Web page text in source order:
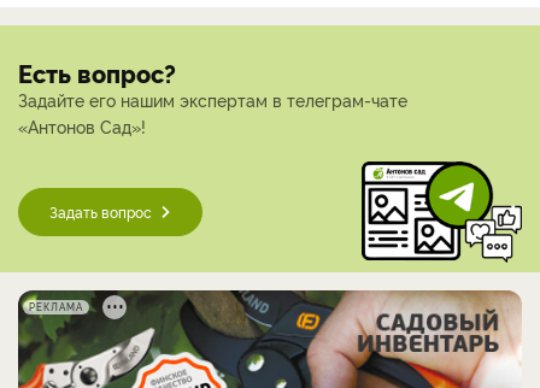
Есть вопрос?
Задайте его нашим экспертам в телеграм-чате
«Антонов Сад»!
Задать вопрос
РЕКЛАМА